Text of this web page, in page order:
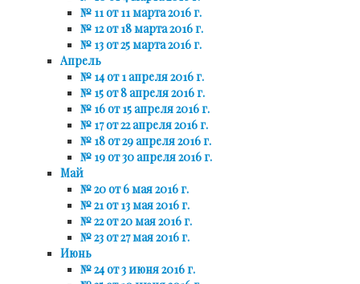
№ 11 от 11 марта 2016 г.
№ 12 от 18 марта 2016 г.
№ 13 от 25 марта 2016 г.
Апрель
№ 14 от 1 апреля 2016 г.
№ 15 от 8 апреля 2016 г.
№ 16 от 15 апреля 2016 г.
№ 17 от 22 апреля 2016 г.
№ 18 от 29 апреля 2016 г.
№ 19 от 30 апреля 2016 г.
Май
№ 20 от 6 мая 2016 г.
№ 21 от 13 мая 2016 г.
№ 22 от 20 мая 2016 г.
№ 23 от 27 мая 2016 г.
Июнь
№ 24 от 3 июня 2016 г.